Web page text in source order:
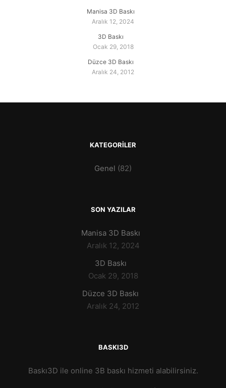
Manisa 3D Baskı
Aralık 12, 2024
3D Baskı
Ocak 29, 2018
Düzce 3D Baskı
Aralık 24, 2012
KATEGORILER
Genel (82)
SON YAZILAR
Manisa 3D Baskı
Aralık 12, 2024
3D Baskı
Ocak 29, 2018
Düzce 3D Baskı
Aralık 24, 2012
BASKI3D
Baskı3D ile online 3B baskı hizmeti alabilirsiniz.